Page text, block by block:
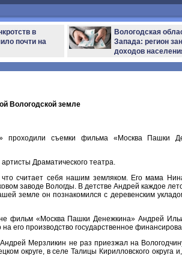
в
почти на
Вологодская
Запада: регион
доходов
Вологодской земле
проходили съемки фильма «Москва Пашки
Драматического театра.
считает себя нашим земляком. Его мама
заводе Вологды. В детстве Андрей каждое
земле он познакомился с деревенским
фильм «Москва Пашки Денежкина» Андрей
его производство государственное
Мерзликин не раз приезжал на
округе, в селе Талицы Кирилловского округа